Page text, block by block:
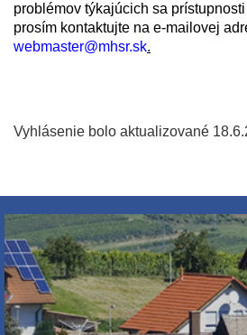
problémov týkajúcich sa
prosím kontaktujte na e-mailovej
webmaster@mhsr.sk.
Vyhlásenie bolo aktualizované